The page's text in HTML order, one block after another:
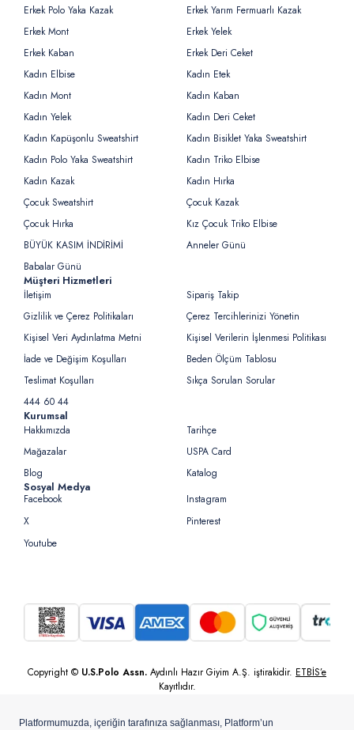
Erkek Polo Yaka Kazak
Erkek Yarım Fermuarlı Kazak
Erkek Mont
Erkek Yelek
Erkek Kaban
Erkek Deri Ceket
Kadın Elbise
Kadın Etek
Kadın Mont
Kadın Kaban
Kadın Yelek
Kadın Deri Ceket
Kadın Kapüşonlu Sweatshirt
Kadın Bisiklet Yaka Sweatshirt
Kadın Polo Yaka Sweatshirt
Kadın Triko Elbise
Kadın Kazak
Kadın Hırka
Çocuk Sweatshirt
Çocuk Kazak
Çocuk Hırka
Kız Çocuk Triko Elbise
BÜYÜK KASIM İNDİRİMİ
Anneler Günü
Babalar Günü
Müşteri Hizmetleri
İletişim
Sipariş Takip
Gizlilik ve Çerez Politikaları
Çerez Tercihlerinizi Yönetin
Kişisel Veri Aydınlatma Metni
Kişisel Verilerin İşlenmesi Politikası
İade ve Değişim Koşulları
Beden Ölçüm Tablosu
Teslimat Koşulları
Sıkça Sorulan Sorular
444 60 44
Kurumsal
Hakkımızda
Tarihçe
Mağazalar
USPA Card
Blog
Katalog
Sosyal Medya
Facebook
Instagram
X
Pinterest
Youtube
Copyright © U.S.Polo Assn. Aydınlı Hazır Giyim A.Ş. iştirakidir. ETBİS’e
Kayıtlıdır.